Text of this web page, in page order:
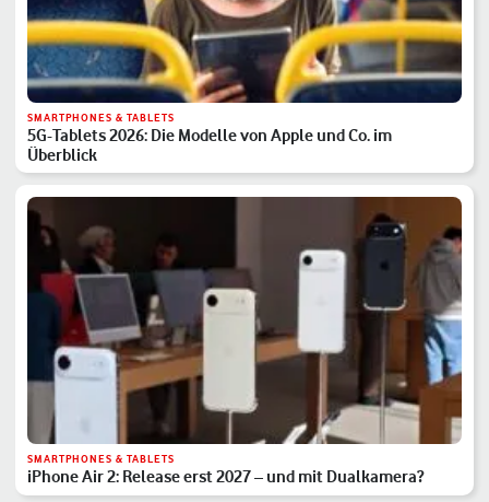
SMARTPHONES & TABLETS
5G-Tablets 2026: Die Modelle von Apple und Co. im
Überblick
SMARTPHONES & TABLETS
iPhone Air 2: Release erst 2027 – und mit Dualkamera?